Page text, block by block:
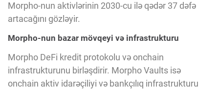
Innovasiya Bələdçisi
Gələcəyin Təhlili
Podkastlar
Morpho-nun aktivlərinin 2030-cu ilə qədər 37 dəfə
artacağını gözləyir.
Morpho-nun bazar mövqeyi və infrastrukturu
Morpho DeFi kredit protokolu və onchain
infrastrukturunu birləşdirir. Morpho Vaults isə
onchain aktiv idarəçiliyi və bankçılıq infrastrukturu